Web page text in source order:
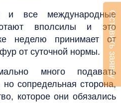
и все международные
вполсилы и это
неделю принимает от
от суточной нормы.
много подавать
но сопредельная сторона,
которое они обязались
Оставить заявку